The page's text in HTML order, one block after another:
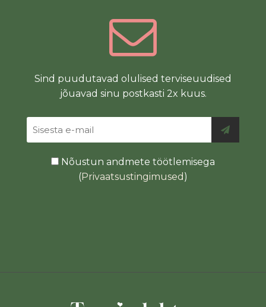
Sind puudutavad olulised terviseuudised
jõuavad sinu postkasti 2x kuus.
Nõustun andmete töötlemisega
(Privaatsustingimused )